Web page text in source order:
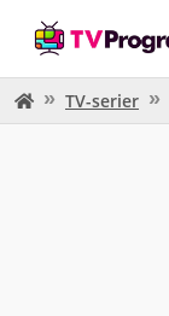
TV-serier